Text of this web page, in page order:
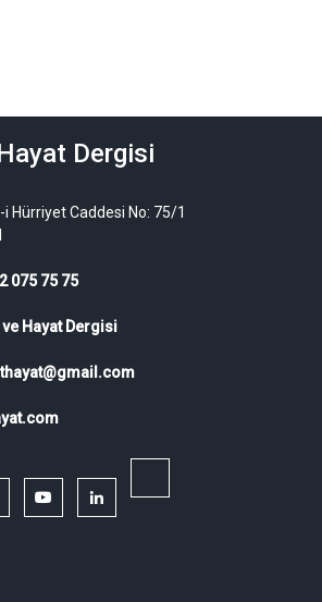
Dergisi
Hürriyet Caddesi No: 75/1
075 75 75
Hayat Dergisi
youtubelinkedin